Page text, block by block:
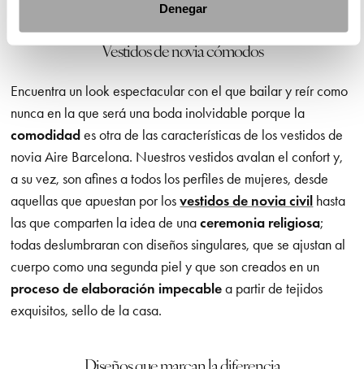
Denegar
Vestidos de novia cómodos
Encuentra un look espectacular con el que bailar y reír como
nunca en la que será una boda inolvidable porque la
comodidades otra de las características de los vestidos de
novia Aire Barcelona. Nuestros vestidos avalan el confort y,
a su vez, son afines a todos los perfiles de mujeres, desde
aquellas que apuestan por losvestidos de novia civil hasta
las que comparten la idea de unaceremonia religiosa;
todas deslumbraran con diseños singulares, que se ajustan al
cuerpo como una segunda piel y que son creados en un
proceso de elaboración impecablea partir de tejidos
exquisitos, sello de la casa.